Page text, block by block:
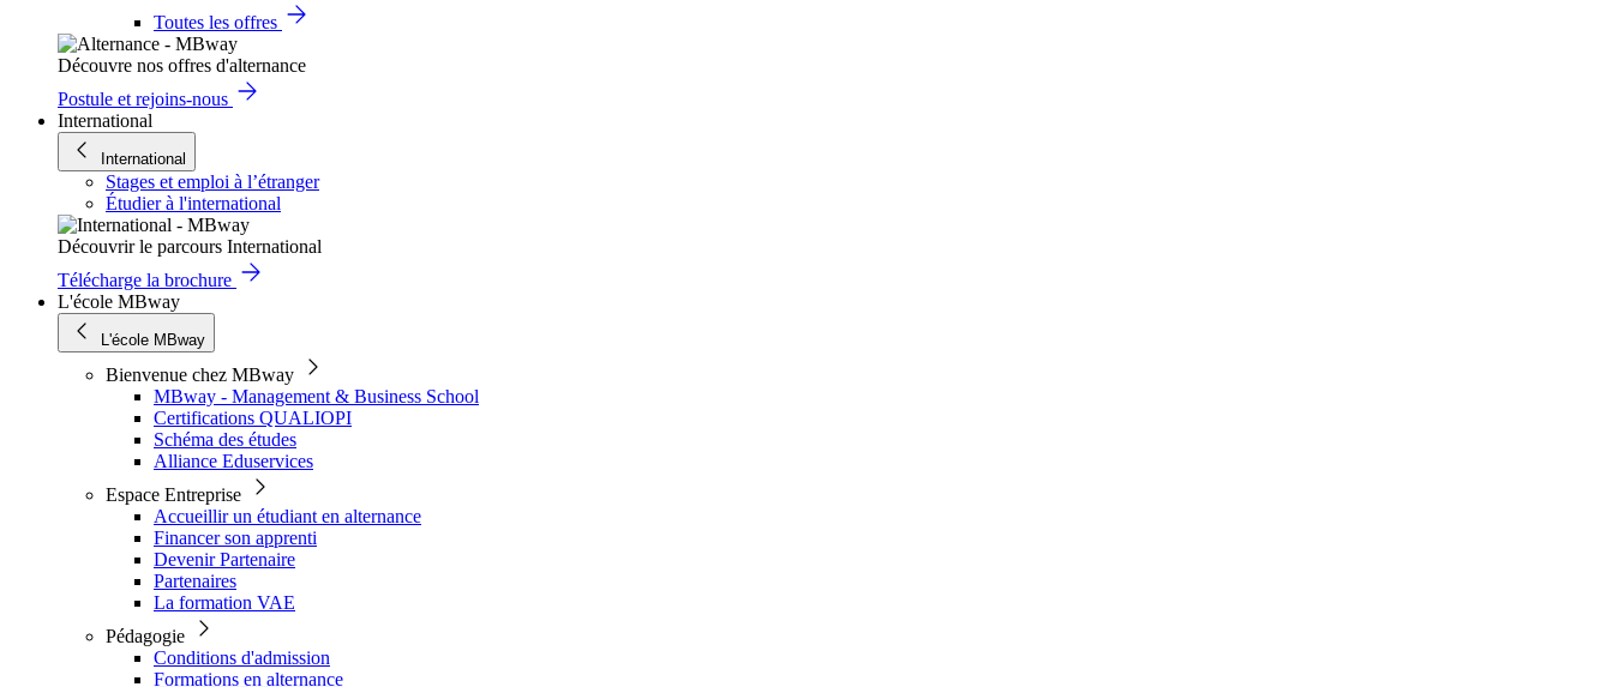
Toutes les offres
Découvre nos offres d'alternance
Postule et rejoins-nous
International
International
Stages et emploi à l’étranger
Étudier à l'international
Découvrir le parcours International
Télécharge la brochure
L'école MBway
L'école MBway
Bienvenue chez MBway
MBway - Management & Business School
Certifications QUALIOPI
Schéma des études
Alliance Eduservices
Espace Entreprise
Accueillir un étudiant en alternance
Financer son apprenti
Devenir Partenaire
Partenaires
La formation VAE
Pédagogie
Conditions d'admission
Formations en alternance